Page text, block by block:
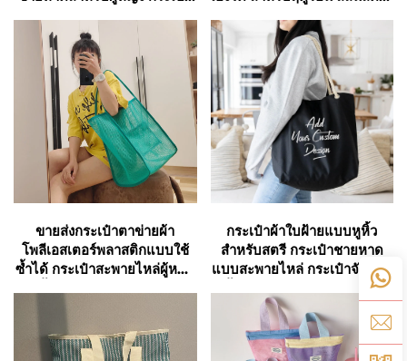
ไม่ว่าคุณจะไปเที่ยวชายหาดคนเดียว กับครอบครัว
หรือเพื่อนฝูง กระเป๋าชายหาดที่มีพื้นที่กว้างขวางจะ
ช่วยให้คุณมีของใช้ที่จำเป็นครบครันและหยิบใช้
งานได้สะดวก
3. การออกแบบที่ทนทานและใช้งานได้
ยาวนาน
ชายหาด
สภาพแวดล้อมบนชายหาดอาจเป็นอันตรายต่อ
กระเป๋า โดยมีทั้งน้ำเค็ม ทราย และแสงแดด แต่
กระเป๋าชายหาดถูกออกแบบมาให้ทนทานต่อสภาพ
ชายหาด กระเป๋าทำมือเหมาะ
สำหรับผู้หญิง
ขายส่งกระเป๋าตาข่ายผ้า
โพลีเอสเตอร์พลาสติกแบบใช้
ซ้ำได้ กระเป๋าสะพายไหล่ผู้หญิง
กระเป๋าผ้าใบฝ้ายแบบหูหิ้ว
สำหรับสตรี กระเป๋าชายหาด
แบบสะพายไหล่ กระเป๋าจับจ่าย
ซื้อของ พร้อมด้ามเชือกฝ้าย